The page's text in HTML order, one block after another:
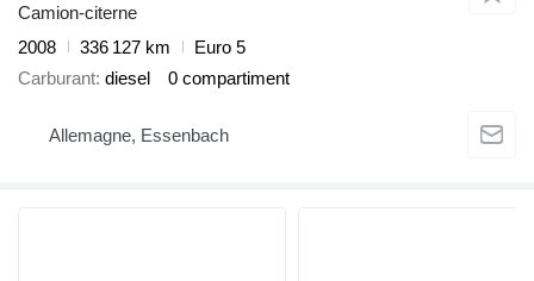
Camion-citerne
2008
336 127 km
Euro 5
Carburant diesel 0 compartiment
Allemagne, Essenbach